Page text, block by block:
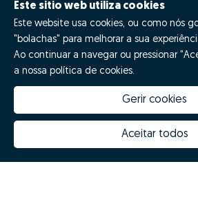
Este sitio web utiliza cookies
Este website usa cookies, ou como nós
"bolachas" para melhorar a sua
Ao continuar a navegar ou pressionar
a nossa política de cookies.
Gerir cookies
Aceitar todos